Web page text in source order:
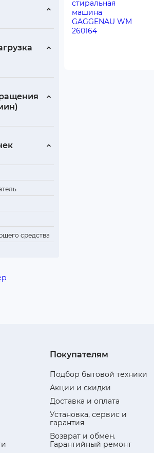
средства
Покупателям
Подбор бытовой техники
Акции и скидки
Доставка и оплата
Установка, сервис и
гарантия
Возврат и обмен.
Гарантийный ремонт